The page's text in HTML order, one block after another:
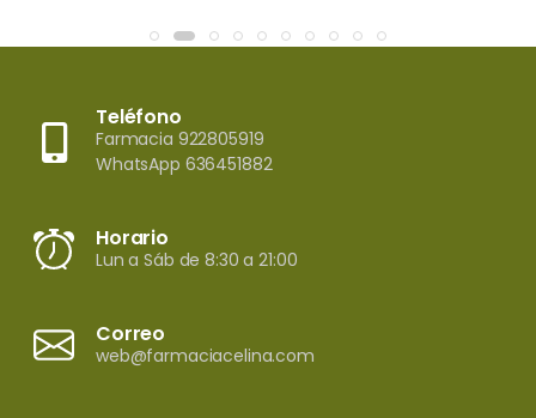
Teléfono
Farmacia 922805919
WhatsApp 636451882
Horario
Lun a Sáb de 8:30 a 21:00
Correo
web@farmaciacelina.com